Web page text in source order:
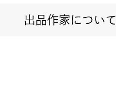
出品作家について